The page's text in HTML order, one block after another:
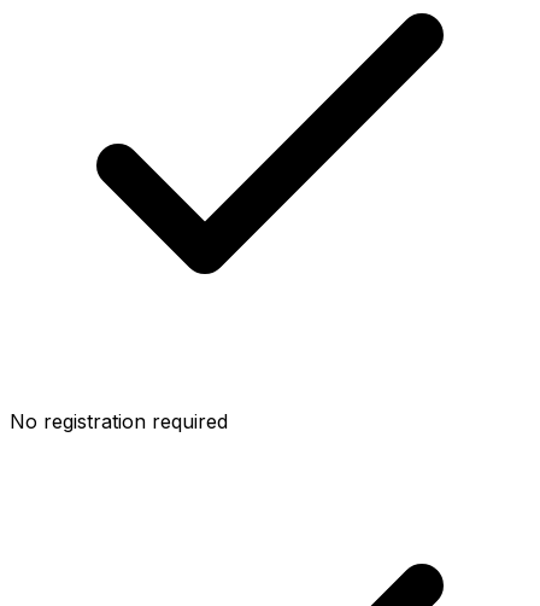
No registration required